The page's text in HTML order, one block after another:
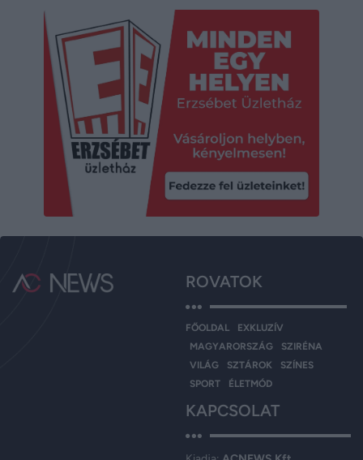
ROVATOK
FŐOLDAL
EXKLUZÍV
MAGYARORSZÁG
SZIRÉNA
VILÁG
SZTÁROK
SZÍNES
SPORT
ÉLETMÓD
KAPCSOLAT